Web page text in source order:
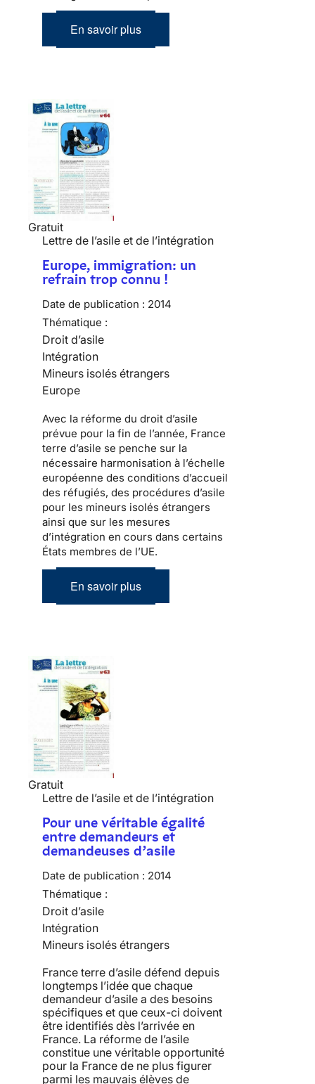
En savoir plus
Gratuit
Lettre de l’asile et de l’intégration
Europe, immigration: un
refrain trop connu !
Date de publication : 2014
Thématique :
Droit d’asile
Intégration
Mineurs isolés étrangers
Europe
Avec la réforme du droit d’asile
prévue pour la fin de l’année, France
terre d’asile se penche sur la
nécessaire harmonisation à l’échelle
européenne des conditions d’accueil
des réfugiés, des procédures d’asile
pour les mineurs isolés étrangers
ainsi que sur les mesures
d’intégration en cours dans certains
États membres de l’UE.
En savoir plus
Gratuit
Lettre de l’asile et de l’intégration
Pour une véritable égalité
entre demandeurs et
demandeuses d’asile
Date de publication : 2014
Thématique :
Droit d’asile
Intégration
Mineurs isolés étrangers
France terre d’asile défend depuis
longtemps l’idée que chaque
demandeur d’asile a des besoins
spécifiques et que ceux-ci doivent
être identifiés dès l’arrivée en
France. La réforme de l’asile
constitue une véritable opportunité
pour la France de ne plus figurer
parmi les mauvais élèves de